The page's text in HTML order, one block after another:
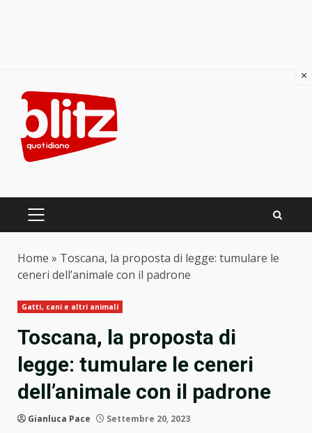
content
PRIMARY
Home » Toscana, la proposta di legge: tumulare le
ceneri dell’animale con il padrone
Gatti, cani e altri animali
Toscana, la proposta di
legge: tumulare le ceneri
dell’animale con il padrone
Gianluca Pace Settembre 20, 2023
×